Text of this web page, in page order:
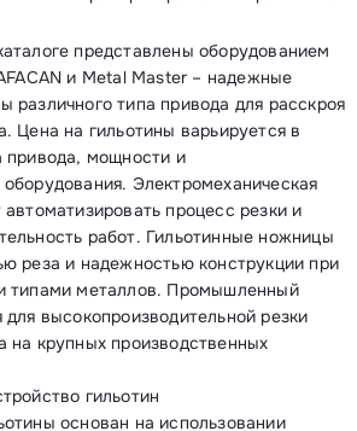
представлены оборудованием
и Metal Master – надежные
различного типа привода для расскроя
Цена на гильотины варьируется в
привода, мощности и
Электромеханическая
автоматизировать процесс резки и
работ. Гильотинные ножницы
реза и надежностью конструкции при
типами металлов. Промышленный
для высокопроизводительной резки
на крупных производственных
гильотин
основан на использовании